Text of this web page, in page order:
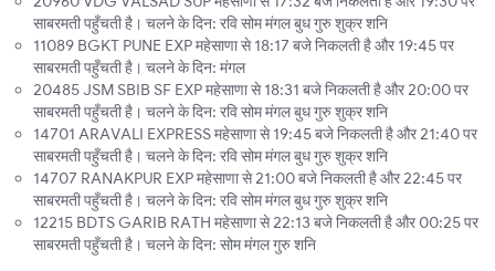
साबरमती पहुँचती है। चलने के दिन: रवि सोम मंगल बुध गुरु शुक्र शनि
11089 BGKT PUNE EXP महेसाणा से 18:17 बजे निकलती है और 19:45 पर
साबरमती पहुँचती है। चलने के दिन: मंगल
20485 JSM SBIB SF EXP महेसाणा से 18:31 बजे निकलती है और 20:00 पर
साबरमती पहुँचती है। चलने के दिन: रवि सोम मंगल बुध गुरु शुक्र शनि
14701 ARAVALI EXPRESS महेसाणा से 19:45 बजे निकलती है और 21:40 पर
साबरमती पहुँचती है। चलने के दिन: रवि सोम मंगल बुध गुरु शुक्र शनि
14707 RANAKPUR EXP महेसाणा से 21:00 बजे निकलती है और 22:45 पर
साबरमती पहुँचती है। चलने के दिन: रवि सोम मंगल बुध गुरु शुक्र शनि
12215 BDTS GARIB RATH महेसाणा से 22:13 बजे निकलती है और 00:25 पर
साबरमती पहुँचती है। चलने के दिन: सोम मंगल गुरु शनि